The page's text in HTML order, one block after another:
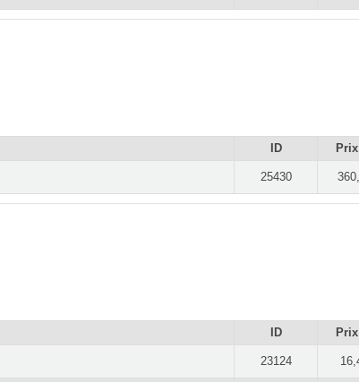
ID
25430
ID
23124